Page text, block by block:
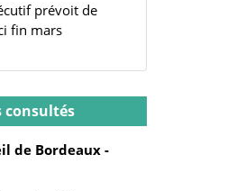
prévoit de
fin mars
consultés
de Bordeaux -